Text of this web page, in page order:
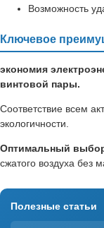
Возможность
Ключевое
экономия
винтовой пары.
Соответствие всем
экологичности.
Оптимальный
сжатого воздуха без
Полезные статьи